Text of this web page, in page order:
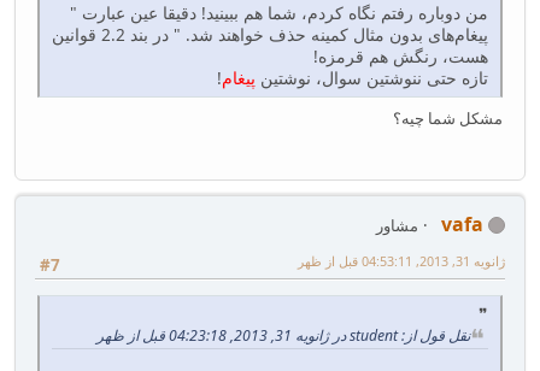
من دوباره رفتم نگاه کردم، شما هم ببینید! دقیقا عین عبارت "
پیغام‌های بدون مثال کمینه حذف خواهند شد. " در بند 2.2 قوانین
هست، رنگش هم قرمزه!
تازه حتی ننوشتین سوال، نوشتین پیغام!
مشکل شما چیه؟
vafa
مشاور
#7
ژانویه 31, 2013, 04:53:11 قبل از ظهر
نقل قول از: student در ژانویه 31, 2013, 04:23:18 قبل از ظهر